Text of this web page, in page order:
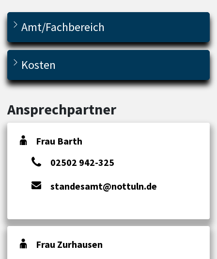
Amt/Fachbereich
Kosten
Ansprechpartner
Frau Barth
02502 942-325
standesamt@nottuln.de
Frau Zurhausen